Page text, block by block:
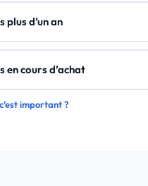
plus d’un an
en cours d’achat
important ?